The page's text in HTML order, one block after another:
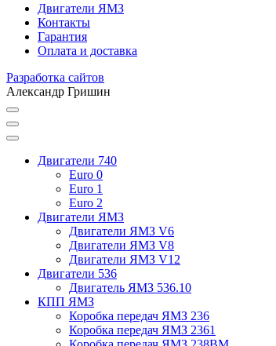
Двигатели ЯМЗ
Контакты
Гарантия
Оплата и доставка
Разработка сайтов
Александр Гришин
Двигатели 740
Euro 0
Euro 1
Euro 2
Двигатели ЯМЗ
Двигатели ЯМЗ V6
Двигатели ЯМЗ V8
Двигатели ЯМЗ V12
Двигатели 536
Двигатель ЯМЗ 536.10
КПП ЯМЗ
Коробка передач ЯМЗ 236
Коробка передач ЯМЗ 2361